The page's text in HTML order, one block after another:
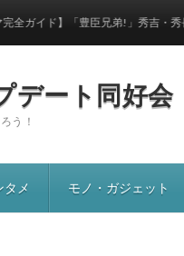
デート同好会
う！
タメ モノ・ガジェット
豊臣兄弟!」秀吉・秀長の知られざ